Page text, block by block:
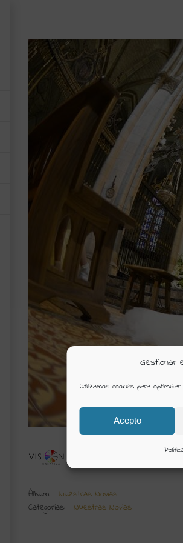
Gestionar
Utilizamos cookies para
Acepto
Visión Creativa
Álbum:
Nuestras Novias
Categorías:
Nuestras Novias